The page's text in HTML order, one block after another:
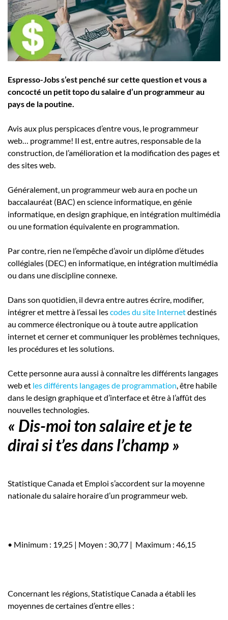
Employeurs
Publiez une offre d'emploi
Espresso-Jobs s’est penché sur cette question et vous a
concocté un petit topo du salaire d’un programmeur au
pays de la poutine.
Avis aux plus perspicaces d’entre vous, le programmeur
web… programme! Il est, entre autres, responsable de la
construction, de l’amélioration et la modification des pages et
des sites web.
Généralement, un programmeur web aura en poche un
baccalauréat (BAC) en science informatique, en génie
informatique, en design graphique, en intégration multimédia
ou une formation équivalente en programmation.
Par contre, rien ne l’empêche d’avoir un diplôme d’études
collégiales (DEC) en informatique, en intégration multimédia
ou dans une discipline connexe.
Dans son quotidien, il devra entre autres écrire, modifier,
intégrer et mettre à l’essai lescodes du site Internetdestinés
au commerce électronique ou à toute autre application
internet et cerner et communiquer les problèmes techniques,
les procédures et les solutions.
Cette personne aura aussi à connaître les différents langages
web et les différents langages de programmation, être habile
dans le design graphique et d’interface et être à l’affût des
nouvelles technologies.
« Dis-moi ton salaire et je te
dirai si t’es dans l’champ »
Statistique Canada et Emploi s’accordent sur la moyenne
nationale du salaire horaire d’un programmeur web.
• Minimum : 19,25 | Moyen : 30,77 | Maximum : 46,15
Concernant les régions, Statistique Canada a établi les
moyennes de certaines d’entre elles :